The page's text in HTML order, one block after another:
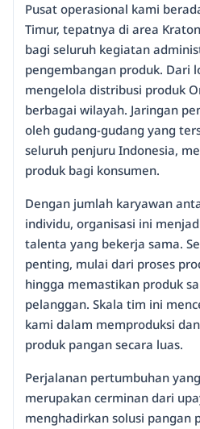
Pusat operasional kami
Timur, tepatnya di area
bagi seluruh kegiatan
pengembangan produk. Dari
mengelola distribusi produk
berbagai wilayah. Jaringan
oleh gudang-gudang yang
seluruh penjuru Indonesia,
produk bagi konsumen.
Dengan jumlah karyawan
individu, organisasi ini
talenta yang bekerja sama.
penting, mulai dari proses
hingga memastikan produk
pelanggan. Skala tim ini
kami dalam memproduksi
produk pangan secara luas.
Perjalanan pertumbuhan
merupakan cerminan dari
menghadirkan solusi pangan